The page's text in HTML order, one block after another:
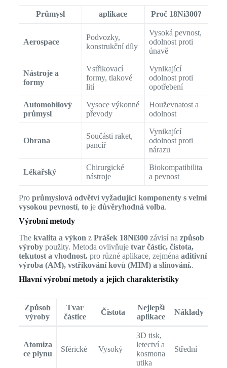
Průmysl aplikace Proč 18Ni300?
Aerospace
Podvozky,
konstrukční díly
Vysoká pevnost,
odolnost proti
únavě
Nástroje a
formy
Vstřikovací
formy, tlakové
lití
Vynikající
odolnost proti
opotřebení
Automobilový
průmysl
Vysoce výkonné
převody
Houževnatost a
odolnost
Obrana
Součásti raket,
pancíř
Vynikající
odolnost proti
nárazu
Lékařský
Chirurgické
nástroje
Biokompatibilita
a pevnost
Pro průmyslová odvětví vyžadující komponenty s velmi
vysokou pevností, toje důvěryhodná volba.
Výrobní metody
The kvalita a výkon z Prášek 18Ni300závisí na způsob
výrobypoužity. Metoda ovlivňuje tvar částic, čistota,
tekutost a vhodnost.pro různé aplikace, zejména aditivní
výroba (AM), vstřikování kovů (MIM) a slinování..
Hlavní výrobní metody a jejich charakteristiky
Způsob
výroby
Tvar
částice
Čistota
Nejlepší
aplikace
Náklady
Atomiza
ce plynu
Sférické Vysoký
3D tisk,
letectví a
kosmona
utika
Střední